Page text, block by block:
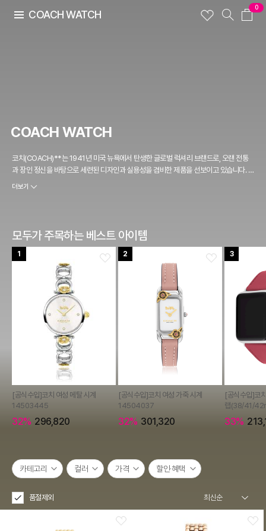
COACH WATCH
0
COACH WATCH
코치(COACH)**는 1941년 미국 뉴욕에서 탄생한 글로벌 럭셔리 브랜드로, 오랜 전통
과 장인 정신을 바탕으로 세련된 디자인과 실용성을 겸비한 제품을 선보이고 있습니다. 가
죽 제품으로 유명한 코치는 다양한 액세서리와 패션 아이템을 통해 고급스러우면서도 트
더보기
모두가 주목하는 베스트 아이템
1
[공식수입]코치 여성 메탈 시계
14503445
32% 296,820
2
[공식수입]코치 여성 가죽 시계
14504037
32% 301,320
3
[공식수입]코
랩(38/41/
33%
카테고리 컬러 가격 할인·혜택
품절제외